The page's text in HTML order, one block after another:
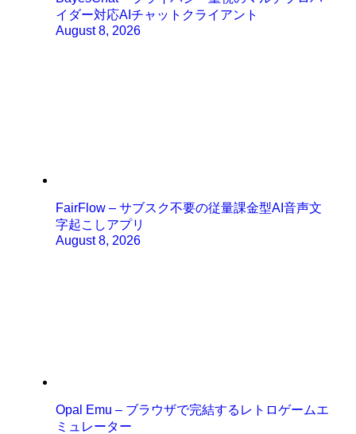
イダー対応AIチャットクライアント
August 8, 2026
FairFlow – サブスク不要の従量課金型AI音声文
字起こしアプリ
August 8, 2026
Opal Emu – ブラウザで完結するレトロゲームエ
ミュレーター